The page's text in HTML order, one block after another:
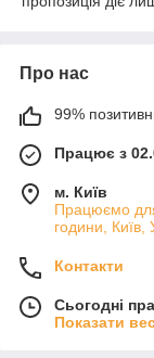
Про нас
99%
Працює з
м. Київ
Працюємо
години, Київ,
Контакти
Сьогодні
Показати